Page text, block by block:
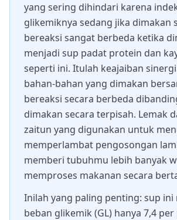
yang sering dihindari karena
glikemiknya sedang jika dimakan
bereaksi sangat berbeda ketika
menjadi sup padat protein dan
seperti ini. Itulah keajaiban
bahan-bahan yang dimakan
bereaksi secara berbeda
dimakan secara terpisah. Lemak
zaitun yang digunakan untuk
memperlambat pengosongan
memberi tubuhmu lebih banyak
memproses makanan secara
Inilah yang paling penting: sup ini
beban glikemik (GL) hanya 7,4